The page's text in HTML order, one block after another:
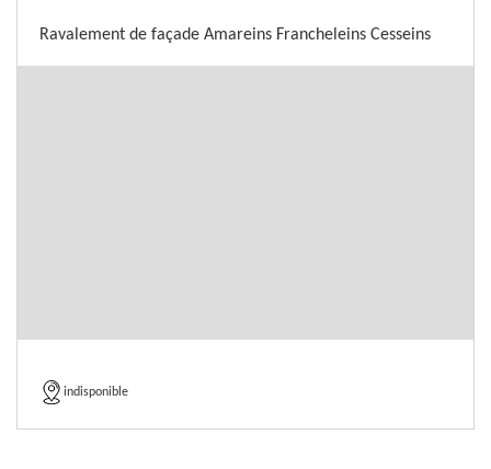
Ravalement de façade Amareins Francheleins Cesseins
indisponible